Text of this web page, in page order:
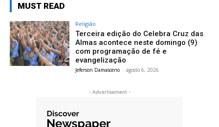
MUST READ
Religião
Terceira edição do Celebra Cruz das
Almas acontece neste domingo (9)
com programação de fé e
evangelização
Jeferson Damasceno - agosto 6, 2026
- Advertisement -